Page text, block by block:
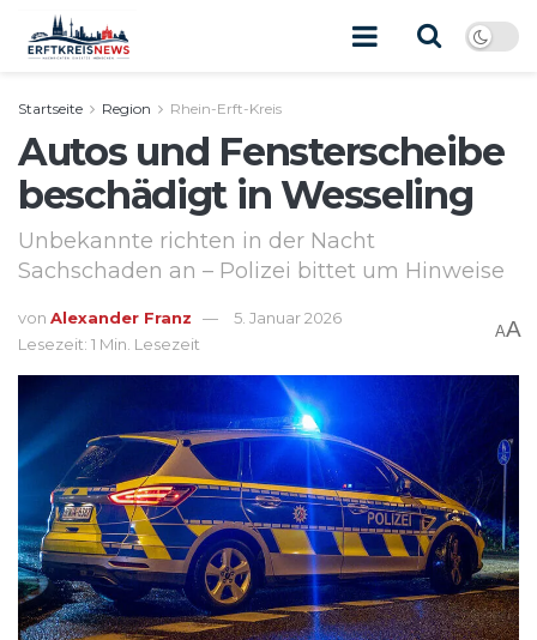
Startseite Region Rhein-Erft-Kreis
Autos und Fensterscheibe
beschädigt in Wesseling
Unbekannte richten in der Nacht
Sachschaden an – Polizei bittet um Hinweise
von Alexander Franz
5. Januar 2026
Lesezeit: 1 Min. Lesezeit
AA